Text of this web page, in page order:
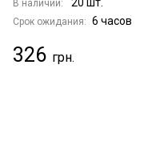
В наличии:
Срок ожидания: 6 часов
326